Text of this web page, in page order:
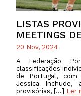
LISTAS
MEETINGS
20 Nov, 2024
A Federação
classificações
de Portugal, com
Jessica Inchude,
provisórias, […] Ler